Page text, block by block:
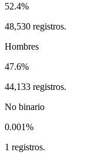
52.4%
48,530 registros.
Hombres
47.6%
44,133 registros.
No binario
0.001%
1 registros.